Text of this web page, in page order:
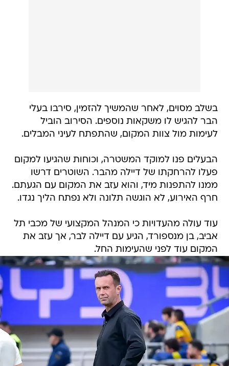
בשלב מסוים, לאחר שהמשיך להזמין, סירבו בעלי
הבר להגיש לו משקאות נוספים. הסירוב הוביל
לעימות מול צוות המקום, שהתפתח לעיני המבלים.
הבעלים פנו למוקד המשטרה, וכוחות שהגיעו למקום
פעלו להרחקתו של דיילה מהבר. השוטרים דרשו
ממנו להתפנות מיד, והוא עזב את המקום עם הגעתם.
חרף האירוע, לא הוגשה תלונה ולא נפתח הליך נגדו.
עוד עולה מהעדויות כי המנהל המקצועי של מכבי תל
אביב, בן מנספורד, הגיע עם דיילה לבר, אך עזב את
המקום עוד לפני שהעימות החל.